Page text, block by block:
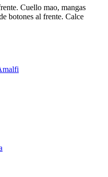
Cuello mao, mangas
botones al frente. Calce